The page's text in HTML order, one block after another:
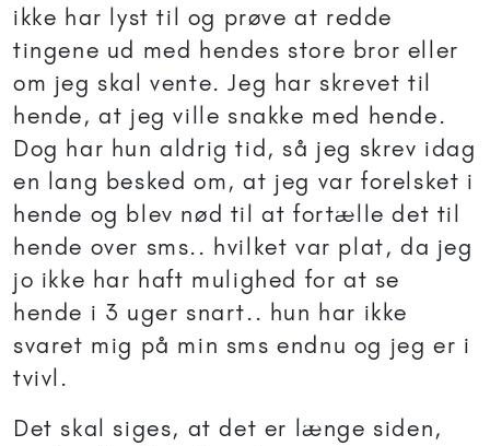
ikke har lyst til og prøve at redde
tingene ud med hendes store bror eller
om jeg skal vente. Jeg har skrevet til
hende, at jeg ville snakke med hende.
Dog har hun aldrig tid, så jeg skrev idag
en lang besked om, at jeg var forelsket i
hende og blev nød til at fortælle det til
hende over sms.. hvilket var plat, da jeg
jo ikke har haft mulighed for at se
hende i 3 uger snart.. hun har ikke
svaret mig på min sms endnu og jeg er i
tvivl.
Det skal siges, at det er længe siden,